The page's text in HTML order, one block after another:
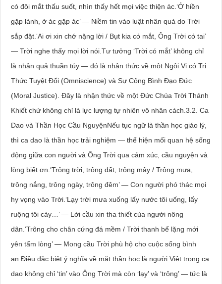
có đôi mắt thấu suốt, nhìn thấy hết mọi việc thiện ác.‘Ở hiền
gặp lành, ở ác gặp ác’ — Niềm tin vào luật nhân quả do Trời
sắp đặt.‘Ai ơi xin chớ nặng lời / Bụt kia có mắt, Ông Trời có tai’
— Trời nghe thấy mọi lời nói.Tư tưởng ‘Trời có mắt’ không chỉ
là nhân quả thuần túy — đó là nhận thức về một Ngôi Vị có Tri
Thức Tuyệt Đối (Omniscience) và Sự Công Bình Đạo Đức
(Moral Justice). Đây là nhận thức về một Đức Chúa Trời Thánh
Khiết chứ không chỉ là lực lượng tự nhiên vô nhân cách.3.2. Ca
Dao và Thần Học Cầu NguyệnNếu tục ngữ là thần học giáo lý,
thì ca dao là thần học trải nghiệm — thể hiện mối quan hệ sống
động giữa con người và Ông Trời qua cảm xúc, cầu nguyện và
lòng biết ơn.‘Trông trời, trông đất, trông mây / Trông mưa,
trông nắng, trông ngày, trông đêm’ — Con người phó thác mọi
hy vọng vào Trời.‘Lạy trời mưa xuống lấy nước tôi uống, lấy
ruộng tôi cày…’ — Lời cầu xin tha thiết của người nông
dân.‘Trông cho chân cứng đá mềm / Trời thanh bể lặng mới
yên tấm lòng’ — Mong cầu Trời phù hộ cho cuộc sống bình
an.Điều đặc biệt ý nghĩa về mặt thần học là người Việt trong ca
dao không chỉ ‘tin’ vào Ông Trời mà còn ‘lạy’ và ‘trông’ — tức là